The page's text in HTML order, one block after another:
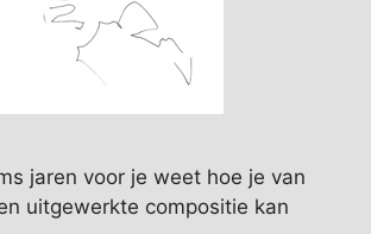
jaren voor je weet hoe je van
uitgewerkte compositie kan